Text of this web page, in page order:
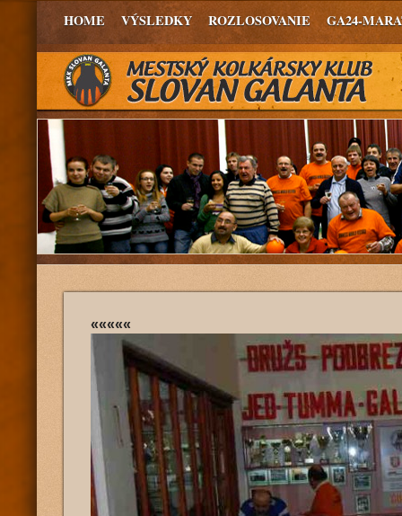
HOME VÝSLEDKY ROZLOSOVANIE GA24-
«««««